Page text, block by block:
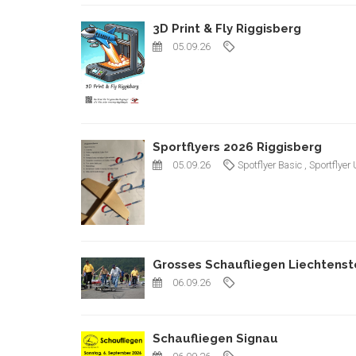
3D Print & Fly Riggisberg
05.09.26
Sportflyers 2026 Riggisberg
05.09.26 Spotflyer Basic , Sportflyer
Grosses Schaufliegen
06.09.26
Schaufliegen Signau